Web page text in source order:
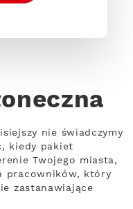
nie świadczymy
kiedy pakiet
Twojego miasta,
pracowników, który
zastanawiające